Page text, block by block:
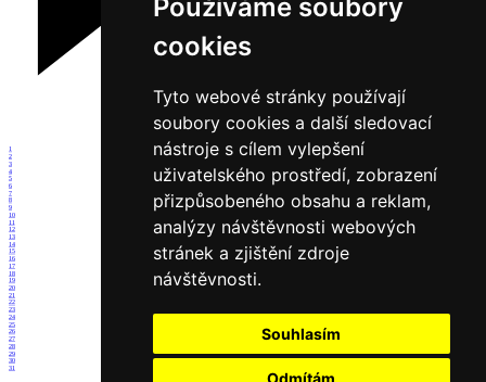
Používáme soubory
cookies
Tyto webové stránky používají
soubory cookies a další sledovací
nástroje s cílem vylepšení
uživatelského prostředí, zobrazení
přizpůsobeného obsahu a reklam,
analýzy návštěvnosti webových
stránek a zjištění zdroje
návštěvnosti.
Souhlasím
Odmítám
1
2
3
4
5
6
7
8
9
10
11
12
13
14
15
16
17
18
19
20
21
22
23
24
25
26
27
28
29
30
31